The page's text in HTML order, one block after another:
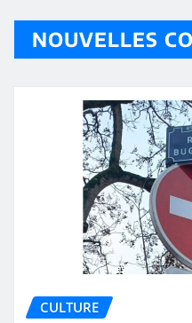
NOUVELLES
CULTURE